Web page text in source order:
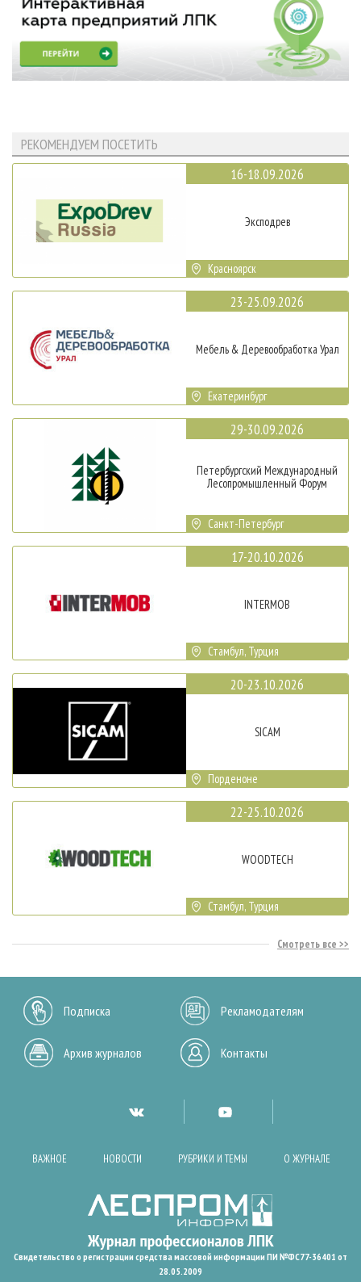
РЕКОМЕНДУЕМ ПОСЕТИТЬ
16-18.09.2026
Эксподрев
Красноярск
23-25.09.2026
Мебель & Деревообработка Урал
Екатеринбург
29-30.09.2026
Петербургский Международный
Лесопромышленный Форум
Санкт-Петербург
17-20.10.2026
INTERMOB
Стамбул, Турция
20-23.10.2026
SICAM
Порденоне
22-25.10.2026
WOODTECH
Стамбул, Турция
Смотреть все
Подписка Рекламодателям
Архив журналов Контакты
ВАЖНОЕ НОВОСТИ РУБРИКИ И ТЕМЫ О ЖУРНАЛЕ
Свидетельство о регистрации средства массовой информации ПИ №ФС77-36401 от
28.05.2009